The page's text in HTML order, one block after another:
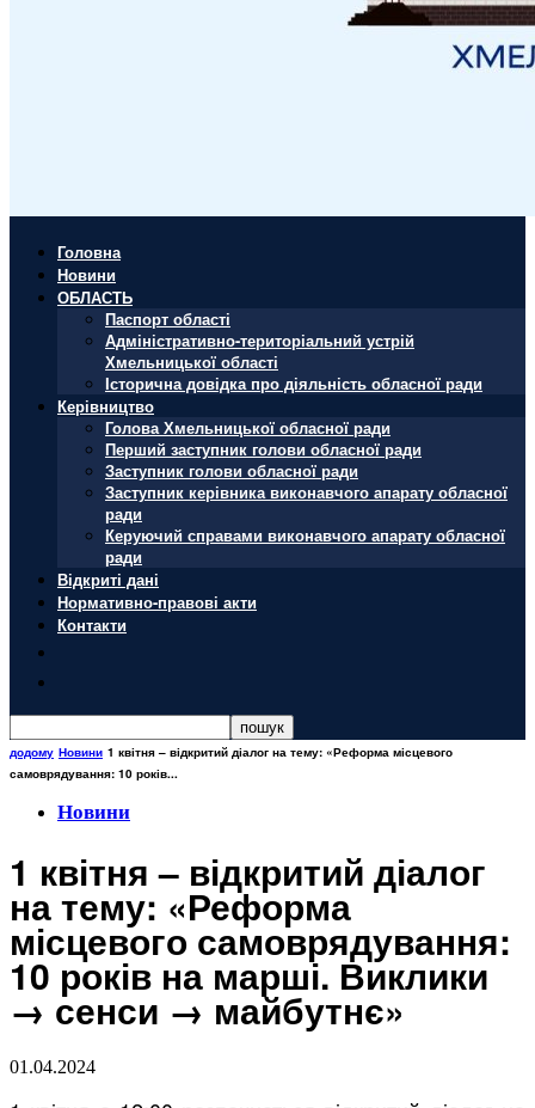
Головна
Новини
ОБЛАСТЬ
Паспорт області
Адміністративно-територіальний устрій
Хмельницької області
Історична довідка про діяльність обласної ради
Керівництво
Голова Хмельницької обласної ради
Перший заступник голови обласної ради
Заступник голови обласної ради
Заступник керівника виконавчого апарату обласної
ради
Керуючий справами виконавчого апарату обласної
ради
Відкриті дані
Нормативно-правові акти
Контакти
додому Новини 1 квітня – відкритий діалог на тему: «Реформа місцевого
самоврядування: 10 років...
Новини
1 квітня – відкритий діалог
на тему: «Реформа
місцевого самоврядування:
10 років на марші. Виклики
→ сенси → майбутнє»
01.04.2024